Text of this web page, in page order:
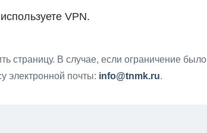
VPN.
страницу. В случае, если ограничение было
электронной почты: info@tnmk.ru.